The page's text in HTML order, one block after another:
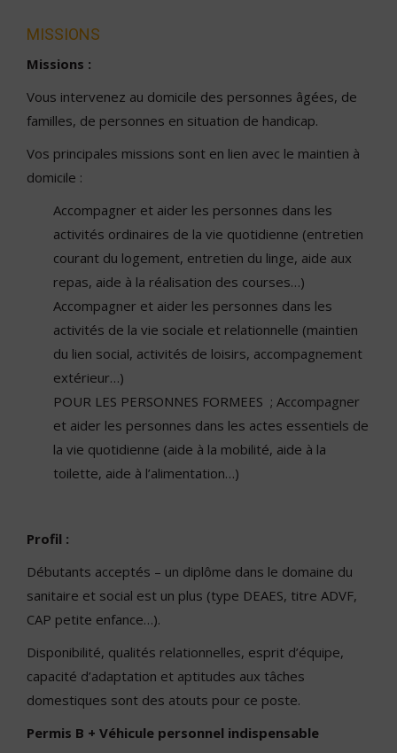
MISSIONS
Missions :
Vous intervenez au domicile des personnes âgées, de
familles, de personnes en situation de handicap.
Vos principales missions sont en lien avec le maintien à
domicile :
Accompagner et aider les personnes dans les
activités ordinaires de la vie quotidienne (entretien
courant du logement, entretien du linge, aide aux
repas, aide à la réalisation des courses…)
Accompagner et aider les personnes dans les
activités de la vie sociale et relationnelle (maintien
du lien social, activités de loisirs, accompagnement
extérieur…)
POUR LES PERSONNES FORMEES ; Accompagner
et aider les personnes dans les actes essentiels de
la vie quotidienne (aide à la mobilité, aide à la
toilette, aide à l’alimentation…)
Profil :
Débutants acceptés – un diplôme dans le domaine du
sanitaire et social est un plus (type DEAES, titre ADVF,
CAP petite enfance…).
Disponibilité, qualités relationnelles, esprit d’équipe,
capacité d’adaptation et aptitudes aux tâches
domestiques sont des atouts pour ce poste.
Permis B + Véhicule personnel indispensable